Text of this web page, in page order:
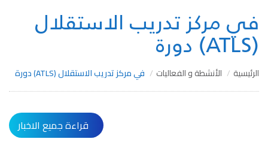
في مركز تدريب الاستقلال
(ATLS) دورة
الرئيسية الأنشطة و الفعاليات في مركز تدريب الاستقلال (ATLS) دورة
قراءة جميع الاخبار